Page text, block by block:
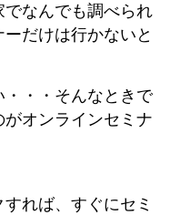
なんでも調べられ
だけは行かないと
・・そんなときで
オンラインセミナ
れば、すぐにセミ